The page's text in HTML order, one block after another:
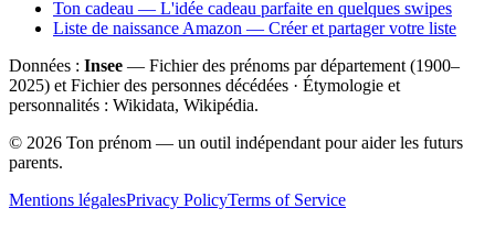
Ton cadeau — L'idée cadeau parfaite en quelques swipes
Liste de naissance Amazon — Créer et partager votre liste
Données : Insee — Fichier des prénoms par département (1900–
2025) et Fichier des personnes décédées · Étymologie et
personnalités : Wikidata, Wikipédia.
© 2026 Ton prénom — un outil indépendant pour aider les futurs
parents.
Mentions légalesPrivacy PolicyTerms of Service